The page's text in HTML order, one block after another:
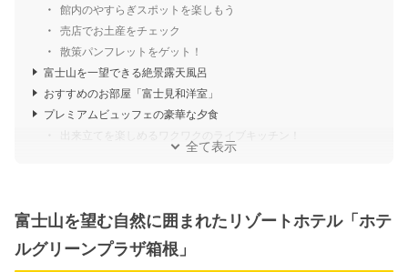
館内のやすらぎスポットを楽しもう
売店でお土産をチェック
散策パンフレットをゲット！
富士山を一望できる絶景露天風呂
おすすめのお部屋「富士見和洋室」
プレミアムビュッフェの豪華な夕食
出来立てを楽しめるワクワクのライブキッチン！
全て表示
富士山を望む自然に囲まれたリゾートホテル「ホテ
ルグリーンプラザ箱根」